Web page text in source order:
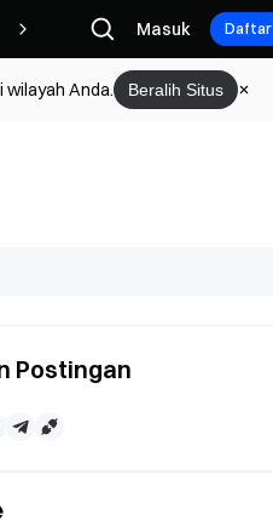
HadiahMasuk Daftar
wilayah Anda. Beralih Situs
Postingan